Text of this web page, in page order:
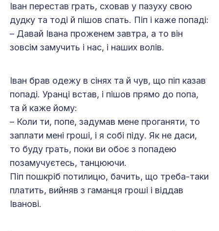
Іван перестав грать, сховав у пазуху свою
дудку та тоді й пішов спать. Піп і каже попаді:
– Давай Івана проженем завтра, а то він
зовсім замучить і нас, і наших волів.
Іван брав одежу в сінях та й чув, що піп казав
попаді. Уранці встав, і пішов прямо до попа,
та й каже йому:
– Коли ти, попе, задумав мене проганяти, то
заплати мені гроші, і я собі піду. Як не даси,
то буду грать, поки ви обоє з попадею
позамучуєтесь, танцюючи.
Піп пошкріб потилицю, бачить, що треба-таки
платить, вийняв з гаманця гроші і віддав
Іванові.